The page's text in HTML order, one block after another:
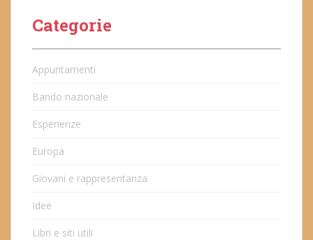
Categorie
Appuntamenti
Bando nazionale
Esperienze
Europa
Giovani e rappresentanza
Idee
Libri e siti utili